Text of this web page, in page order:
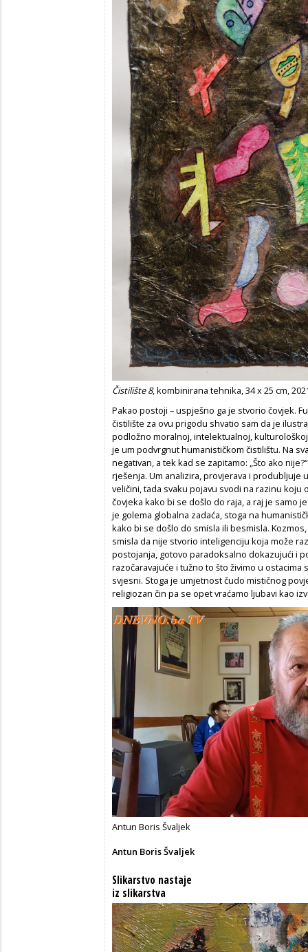
Čistilište 8, kombinirana tehnika, 34 x 25 cm,
Pakao postoji – uspješno ga je stvorio čovjek.
čistilište za ovu prigodu shvatio sam da je
podložno moralnoj, intelektualnoj,
je um podvrgnut humanističkom čistilištu. Na
negativan, a tek kad se zapitamo: „Što ako
rješenja. Um analizira, provjerava i produbljuje
veličini, tada svaku pojavu svodi na razinu koju
čovjeka kako bi se došlo do raja, a raj je samo
je golema globalna zadaća, stoga na
kako bi se došlo do smisla ili besmisla.
smisla da nije stvorio inteligenciju koja može
postojanja, gotovo paradoksalno dokazujući i
razočaravajuće i tužno to što živimo u ostacima
svjesni. Stoga je umjetnost čudo mističnog
religiozan čin pa se opet vraćamo ljubavi kao
Antun Boris Švaljek
Antun Boris Švaljek
Slikarstvo nastaje
iz slikarstva